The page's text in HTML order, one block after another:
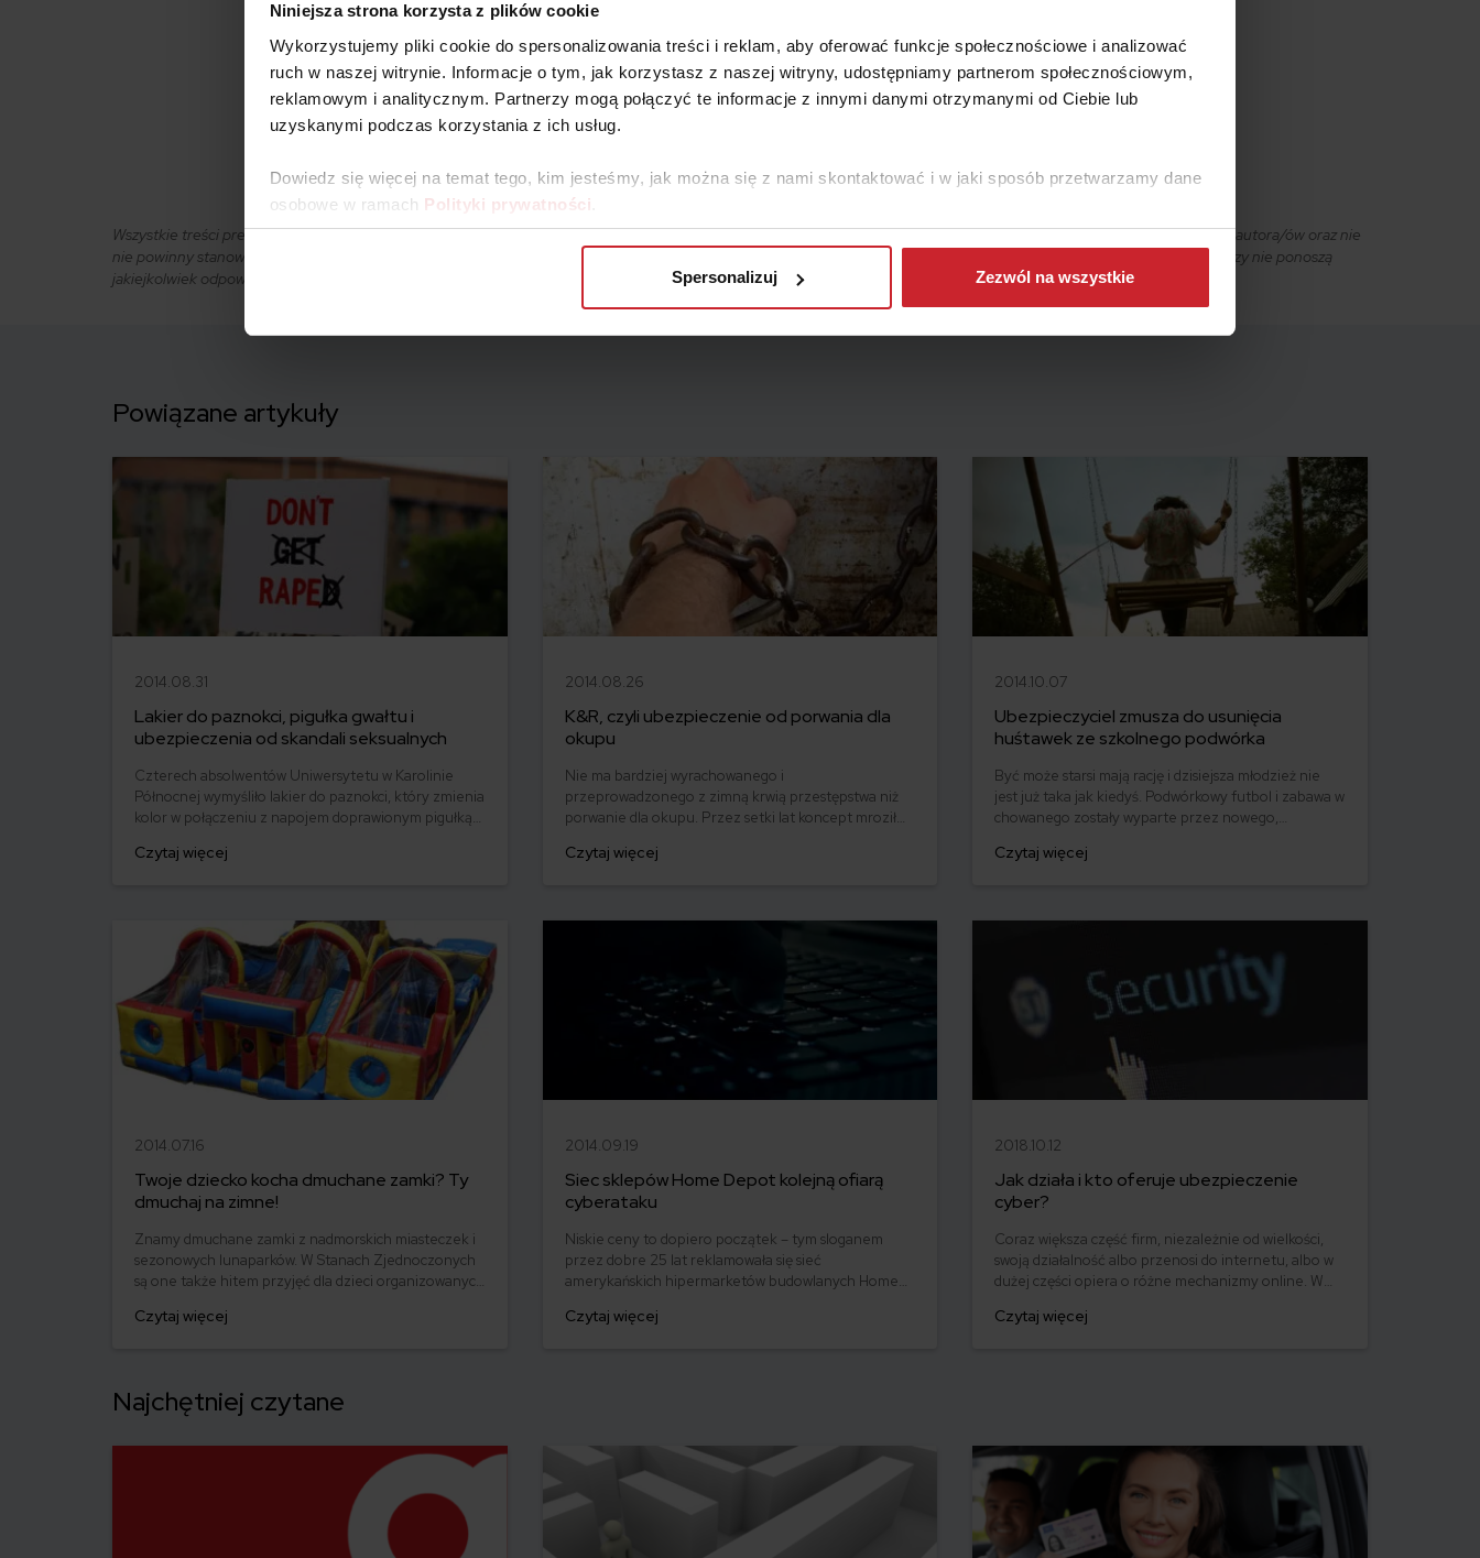
Niniejsza strona korzysta z plików cookie
Wykorzystujemy pliki cookie do spersonalizowania treści i reklam, aby oferować funkcje społecznościowe i analizować
ruch w naszej witrynie. Informacje o tym, jak korzystasz z naszej witryny, udostępniamy partnerom społecznościowym,
reklamowym i analitycznym. Partnerzy mogą połączyć te informacje z innymi danymi otrzymanymi od Ciebie lub
uzyskanymi podczas korzystania z ich usług.
Dowiedz się więcej na temat tego, kim jesteśmy, jak można się z nami skontaktować i w jaki sposób przetwarzamy dane
osobowe w ramach Polityki prywatności
Spersonalizuj Zezwól na wszystkie
0KOMENTARZE
Wszystkie treści prezentowane na łamach niniejszej witryny internetowej mają charakter wyłącznie informacyjno-edukacyjny, stanowiąc wyraz osobistych poglądów ich autora/ów oraz nie
nie powinny stanowić podstawy przy podejmowaniu decyzji biznesowych, inwestycyjnych, lub podatkowych, za które to decyzje właściciel strony internetowej ani autorzy nie ponoszą
jakiejkolwiek odpowiedzialności.
Powiązane artykuły
2014.08.31
Lakier do paznokci, pigułka gwałtu i
ubezpieczenia od skandali seksualnych
Czterech absolwentów Uniwersytetu w Karolinie
Północnej wymyśliło lakier do paznokci, który zmienia
kolor w połączeniu z napojem doprawionym pigułką
krytyki co poklasku, niemniej wzniecił na nowo
Czytaj więcej
2014.08.26
K&R, czyli ubezpieczenie od porwania dla
okupu
Nie ma bardziej wyrachowanego i
przeprowadzonego z zimną krwią przestępstwa niż
porwanie dla okupu. Przez setki lat koncept mroził
awanturniczych, później rodził przestrach wśród
zmaterializować się w poczynaniach terrorystów w
Czytaj więcej
2014.10.07
Ubezpieczyciel zmusza do usunięcia
huśtawek ze szkolnego podwórka
Być może starsi mają rację i dzisiejsza młodzież nie
jest już taka jak kiedyś. Podwórkowy futbol i zabawa w
chowanego zostały wyparte przez nowego,
osiedlowe boisko poddało się dyktaturze Internetu,
istnieje taki amator domowych rozrywek, który nie
Czytaj więcej
2014.07.16
Twoje dziecko kocha dmuchane zamki? Ty
dmuchaj na zimne!
Znamy dmuchane zamki z nadmorskich miasteczek i
sezonowych lunaparków. W Stanach Zjednoczonych
są one także hitem przyjęć dla dzieci organizowanych
domków jednorodzinnych.
Czytaj więcej
2014.09.19
Siec sklepów Home Depot kolejną ofiarą
cyberataku
Niskie ceny to dopiero początek – tym sloganem
przez dobre 25 lat reklamowała się sieć
amerykańskich hipermarketów budowlanych Home
że do dziś nie udało się ustalić, czy dane klientów
Czytaj więcej
2018.10.12
Jak działa i kto oferuje ubezpieczenie
cyber?
Coraz większa część firm, niezależnie od wielkości,
swoją działalność albo przenosi do internetu, albo w
dużej części opiera o różne mechanizmy online. W
interesują się ubezpieczeniem od zagrożeń
Czytaj więcej
Najchętniej czytane